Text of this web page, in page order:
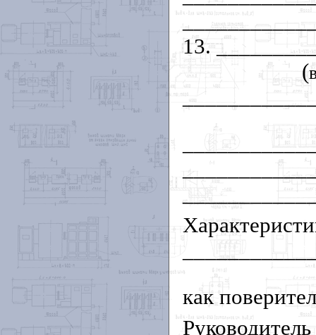
13.
(
как